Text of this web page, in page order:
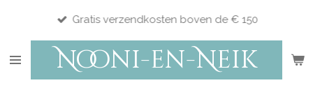
de
Nooni-en-Neik
Gratis verzendkosten boven de € 150